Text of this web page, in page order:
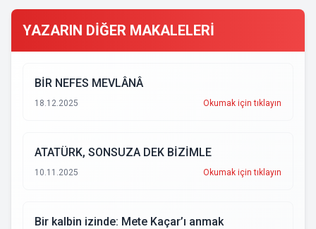
YAZARIN DİĞER MAKALELERİ
BİR NEFES MEVLÂNÂ
18.12.2025 Okumak için tıklayın
ATATÜRK, SONSUZA DEK BİZİMLE
10.11.2025 Okumak için tıklayın
Bir kalbin izinde: Mete Kaçar’ı anmak